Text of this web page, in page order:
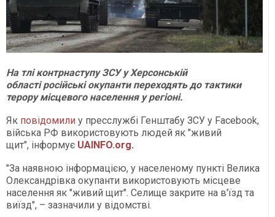
На тлі контрнаступу ЗСУ у Херсонській
області російські окупанти переходять до тактики
терору місцевого населення у регіоні.
Як повідомили у пресслужбі Генштабу ЗСУ у Facebook,
війська РФ використовують людей як "живий
щит", інформує UAINFO.org.
"За наявною інформацією, у населеному пункті Велика
Олександрівка окупанти використовують місцеве
населення як "живий щит". Селище закрите на в'їзд та
виїзд", – зазначили у відомстві.